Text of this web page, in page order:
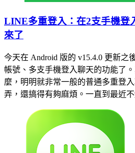
LINE多重登入：在2支手機登
來了
今天在 Android 版的 v15.4.0 更新之
帳號、多支手機登入聊天的功能了
麼，明明就非常一般的普通多重登
弄，還搞得有夠麻煩。一直到最近